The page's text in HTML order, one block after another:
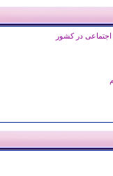
اجتماعی در کشور